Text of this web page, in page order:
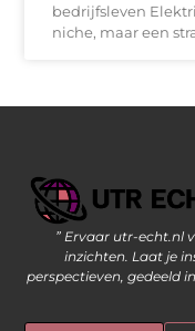
bedrijfsleven
niche, maar een
” Ervaar utr-echt.nl
inzichten. Laat je
perspectieven, gedeeld